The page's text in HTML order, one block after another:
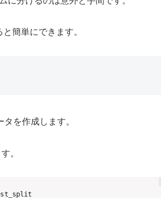
簡単にできます。
を作成します。
。